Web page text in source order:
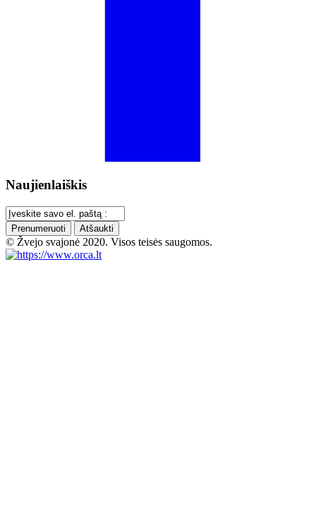
Naujienlaiškis
Prenumeruoti Atšaukti
© Žvejo svajonė 2020. Visos teisės saugomos.